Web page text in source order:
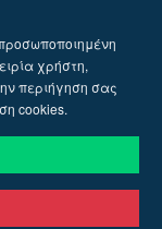
χρήστη,
περιήγηση σας
cookies.